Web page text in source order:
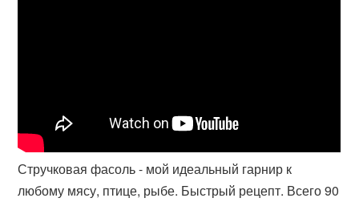
Стручковая фасоль - мой идеальный гарнир к
любому мясу, птице, рыбе. Быстрый рецепт. Всего 90